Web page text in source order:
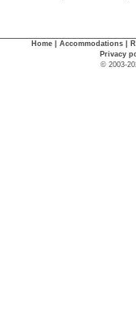
Home Accommodations
Privacy
© 2003-